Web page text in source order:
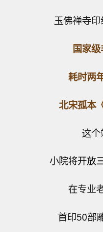
玉佛禅寺
国家
耗时两
北宋孤本
这
小院将开放
在专业
首印50部